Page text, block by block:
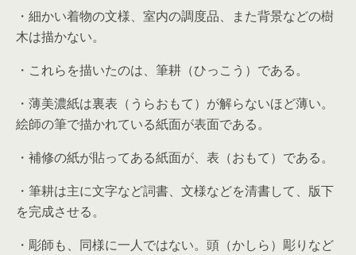
・細かい着物の文様、室内の調度品、また背景などの樹
木は描かない。
・これらを描いたのは、筆耕（ひっこう）である。
・薄美濃紙は裏表（うらおもて）が解らないほど薄い。
絵師の筆で描かれている紙面が表面である。
・補修の紙が貼ってある紙面が、表（おもて）である。
・筆耕は主に文字など詞書、文様などを清書して、版下
を完成させる。
・彫師も、同様に一人ではない。頭（かしら）彫りなど